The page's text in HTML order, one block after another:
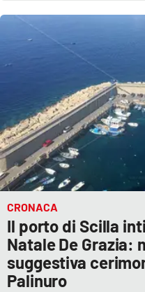
CRONACA
Il porto di Scilla
Natale De Grazia:
suggestiva
Palinuro